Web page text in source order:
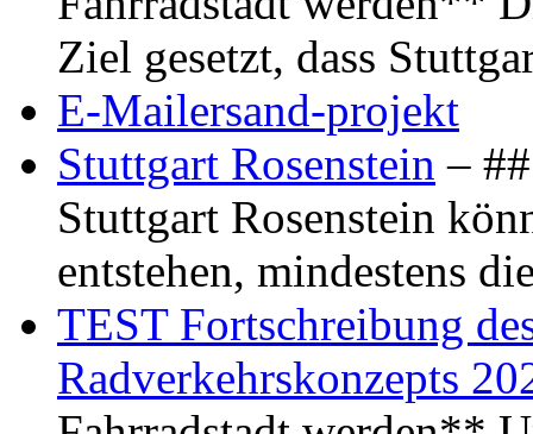
Ziel gesetzt, dass
E-Mailersand-projekt
Stuttgart Rosenstein –
Stuttgart Rosenstein
entstehen, mindestens
TEST Fortschreibung
Radverkehrskonzepts